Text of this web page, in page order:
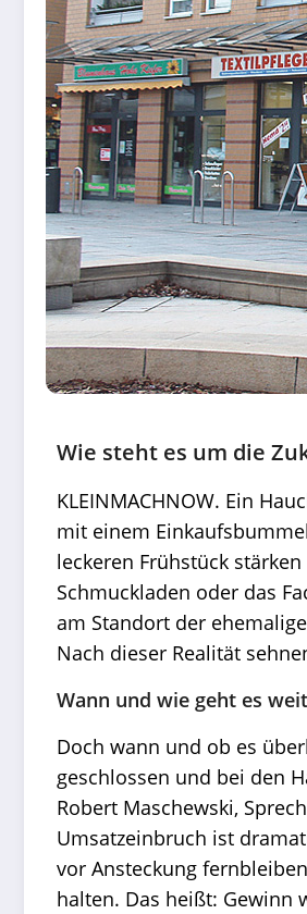
Wie steht es um die
KLEINMACHNOW. Ein
mit einem
leckeren Frühstück
Schmuckladen oder das
am Standort der
Nach dieser Realität
Wann und wie geht es
Doch wann und ob es
geschlossen und bei den
Robert Maschewski,
Umsatzeinbruch ist
vor Ansteckung
halten. Das heißt: Gewinn